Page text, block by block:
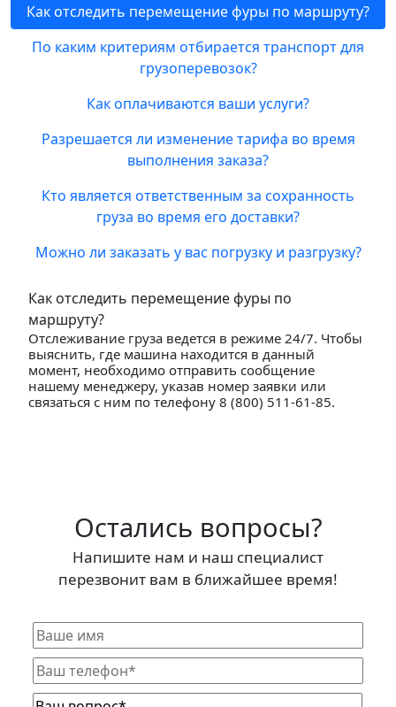
Как отследить перемещение фуры по маршруту?
По каким критериям отбирается транспорт для
грузоперевозок?
Как оплачиваются ваши услуги?
Разрешается ли изменение тарифа во время
выполнения заказа?
Кто является ответственным за сохранность
груза во время его доставки?
Можно ли заказать у вас погрузку и разгрузку?
Как отследить перемещение фуры по
маршруту?
Отслеживание груза ведется в режиме 24/7. Чтобы
выяснить, где машина находится в данный
момент, необходимо отправить сообщение
нашему менеджеру, указав номер заявки или
связаться с ним по телефону 8 (800) 511-61-85.
Остались вопросы?
Напишите нам и наш специалист
перезвонит вам в ближайшее время!